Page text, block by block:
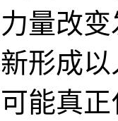
量改
形成
能真